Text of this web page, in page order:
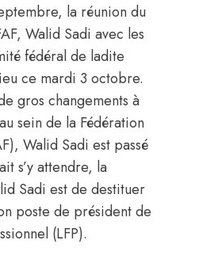
la réunion du
Walid Sadi avec les
fédéral de ladite
ce mardi 3 octobre.
gros changements à
sein de la Fédération
Walid Sadi est passé
s’y attendre, la
Sadi est de destituer
poste de président de
(LFP).